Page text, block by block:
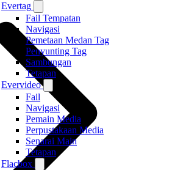
Evertag
Fail Tempatan
Navigasi
Pemetaan Medan Tag
Penyunting Tag
Sambungan
Tetapan
Evervideo
Fail
Navigasi
Pemain Media
Perpustakaan Media
Senarai Main
Tetapan
Flacbox